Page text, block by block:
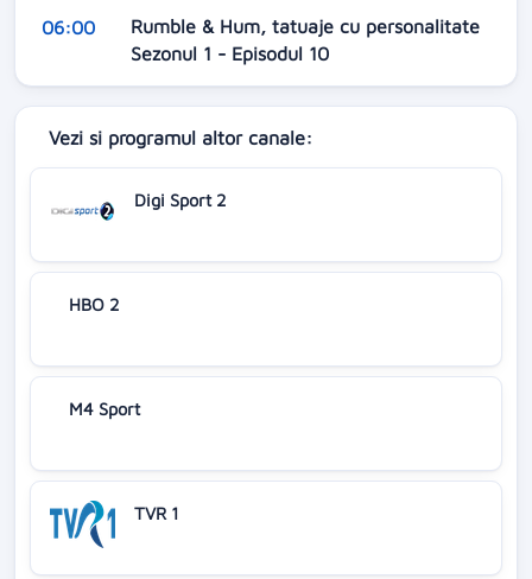
06:00
Rumble & Hum, tatuaje cu personalitate
Sezonul 1 - Episodul 10
Vezi si programul altor canale:
Digi Sport 2
HBO 2
M4 Sport
TVR 1